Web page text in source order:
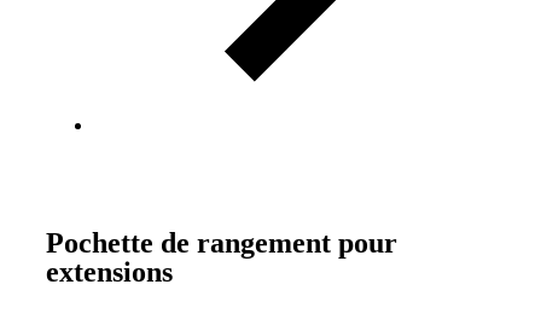
Pochette de rangement pour
extensions